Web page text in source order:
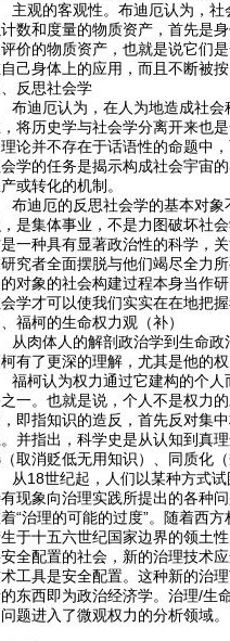
观的客观性。布迪厄认为，社
数和度量的物质资产，首先是
价的物质资产，也就是说它们
己身体上的应用，而且不断被
反思社会学
迪厄认为，在人为地造成社会
将历史学与社会学分离开来也
论并不存在于话语性的命题中
学的任务是揭示构成社会宇宙
或转化的机制。
迪厄的反思社会学的基本对象
是集体事业，不是力图破坏社
一种具有显著政治性的科学，
究者全面摆脱与他们竭尽全力
对象的社会构建过程本身当作
学才可以使我们实实在在地把
福柯的生命权力观（补）
肉体人的解剖政治学到生命政
有了更深的理解，尤其是他的
柯认为权力通过它建构的个人
一。也就是说，个人不是权力
即指知识的造反，首先反对集
并指出，科学史是从认知到真
取消贬低无用知识）、同质化
18世纪起，人们以某种方式试
现象向治理实践所提出的各种
“治理的可能的过度”。随着西
于十五六世纪国家边界的领土
全配置的社会，新的治理技术
工具是安全配置。这种新的治
东西即为政治经济学。治理/生
题进入了微观权力的分析领域。